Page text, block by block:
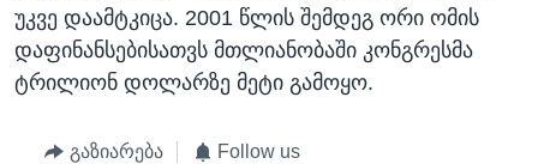
უკვე დაამტკიცა. 2001 წლის შემდეგ ორი ომის
დაფინანსებისათვს მთლიანობაში კონგრესმა
ტრილიონ დოლარზე მეტი გამოყო.
გაზიარება Follow us